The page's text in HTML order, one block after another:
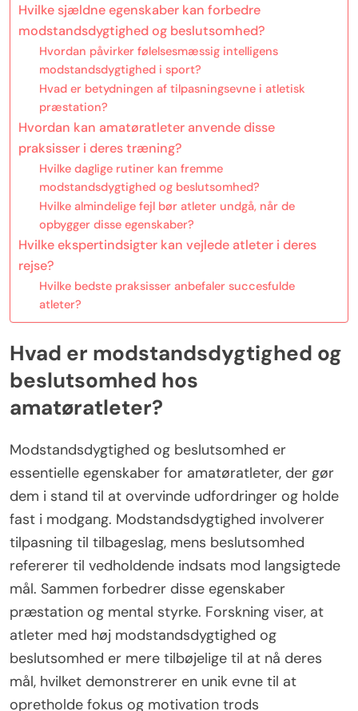
Hvilke sjældne egenskaber kan forbedre
modstandsdygtighed og beslutsomhed?
Hvordan påvirker følelsesmæssig intelligens
modstandsdygtighed i sport?
Hvad er betydningen af tilpasningsevne i atletisk
præstation?
Hvordan kan amatøratleter anvende disse
praksisser i deres træning?
Hvilke daglige rutiner kan fremme
modstandsdygtighed og beslutsomhed?
Hvilke almindelige fejl bør atleter undgå, når de
opbygger disse egenskaber?
Hvilke ekspertindsigter kan vejlede atleter i deres
rejse?
Hvilke bedste praksisser anbefaler succesfulde
atleter?
Hvad er modstandsdygtighed og
beslutsomhed hos
amatøratleter?
Modstandsdygtighed og beslutsomhed er
essentielle egenskaber for amatøratleter, der gør
dem i stand til at overvinde udfordringer og holde
fast i modgang. Modstandsdygtighed involverer
tilpasning til tilbageslag, mens beslutsomhed
refererer til vedholdende indsats mod langsigtede
mål. Sammen forbedrer disse egenskaber
præstation og mental styrke. Forskning viser, at
atleter med høj modstandsdygtighed og
beslutsomhed er mere tilbøjelige til at nå deres
mål, hvilket demonstrerer en unik evne til at
opretholde fokus og motivation trods